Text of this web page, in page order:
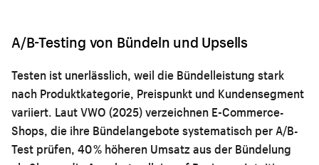
A/B-Testing von Bündeln und Upsells
Testen ist unerlässlich, weil die Bündelleistung stark
nach Produktkategorie, Preispunkt und Kundensegment
variiert. Laut VWO (2025) verzeichnen E-Commerce-
Shops, die ihre Bündelangebote systematisch per A/B-
Test prüfen, 40 % höheren Umsatz aus der Bündelung